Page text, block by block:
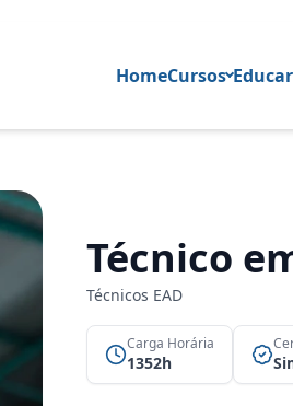
HomeCursos
Técnico
Técnicos EAD
Carga Horária
1352h